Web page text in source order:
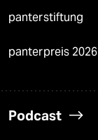
panterstiftung
panterpreis 2026
Podcast